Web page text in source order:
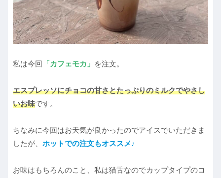
私は今回 「カフェモカ」 を注文。
エスプレッソにチョコの甘さとたっぷりのミルクでやさし
いお味です。
ちなみに今回はお天気が良かったのでアイスでいただきま
したが、 ホットでの注文もオススメ♪
お味はもちろんのこと、私は猫舌なのでカップタイプのコ